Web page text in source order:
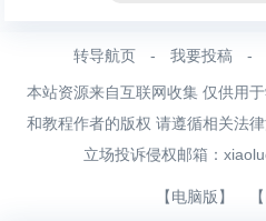
转导航页 - 我要投稿 -
本站资源来自互联网收集 仅供用
和教程作者的版权 请遵循相关法
立场投诉侵权邮箱：
【电脑版】